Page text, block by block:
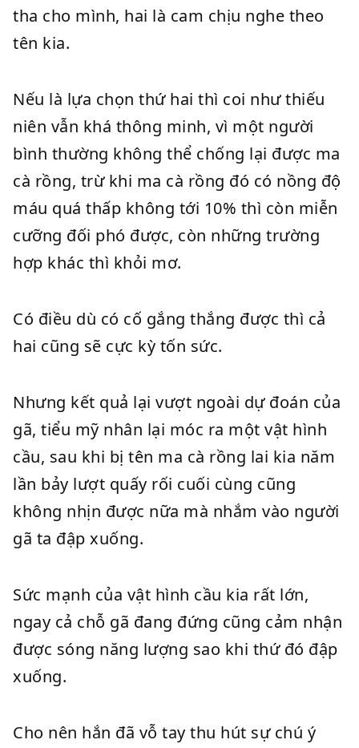
tha cho mình, hai là cam chịu nghe theo
tên kia.
Nếu là lựa chọn thứ hai thì coi như thiếu
niên vẫn khá thông minh, vì một người
bình thường không thể chống lại được ma
cà rồng, trừ khi ma cà rồng đó có nồng độ
máu quá thấp không tới 10% thì còn miễn
cưỡng đối phó được, còn những trường
hợp khác thì khỏi mơ.
Có điều dù có cố gắng thắng được thì cả
hai cũng sẽ cực kỳ tốn sức.
Nhưng kết quả lại vượt ngoài dự đoán của
gã, tiểu mỹ nhân lại móc ra một vật hình
cầu, sau khi bị tên ma cà rồng lai kia năm
lần bảy lượt quấy rối cuối cùng cũng
không nhịn được nữa mà nhắm vào người
gã ta đập xuống.
Sức mạnh của vật hình cầu kia rất lớn,
ngay cả chỗ gã đang đứng cũng cảm nhận
được sóng năng lượng sao khi thứ đó đập
xuống.
Cho nên hắn đã vỗ tay thu hút sự chú ý